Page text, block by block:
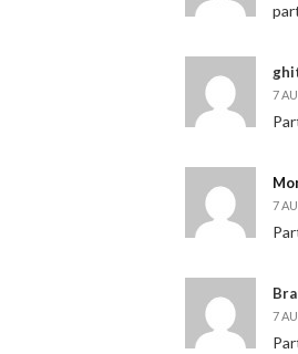
7
7
7